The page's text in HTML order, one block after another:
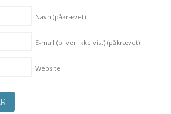
Navn(påkrævet)
E-mail (bliver ikke vist)(påkrævet)
Website